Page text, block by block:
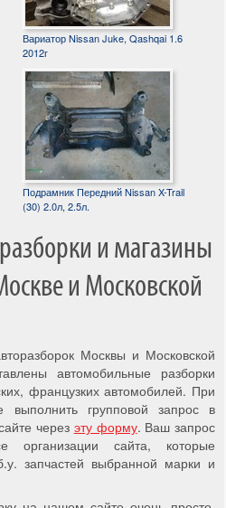
Вариатор Nissan Juke, Qashqai 1.6
2012г
Подрамник Передний Nissan X-Trail
(30) 2.0л, 2.5л.
и магазины
и Московской
Москвы и Московской
автомобильные разборки
французких автомобилей. При
выполнить групповой запрос в
через эту форму. Ваш запрос
организации сайта, которые
запчастей выбранной марки и